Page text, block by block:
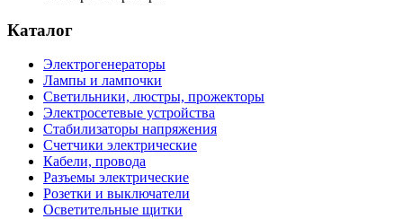
Каталог
Электрогенераторы
Лампы и лампочки
Светильники, люстры, прожекторы
Электросетевые устройства
Стабилизаторы напряжения
Счетчики электрические
Кабели, провода
Разъемы электрические
Розетки и выключатели
Осветительные щитки